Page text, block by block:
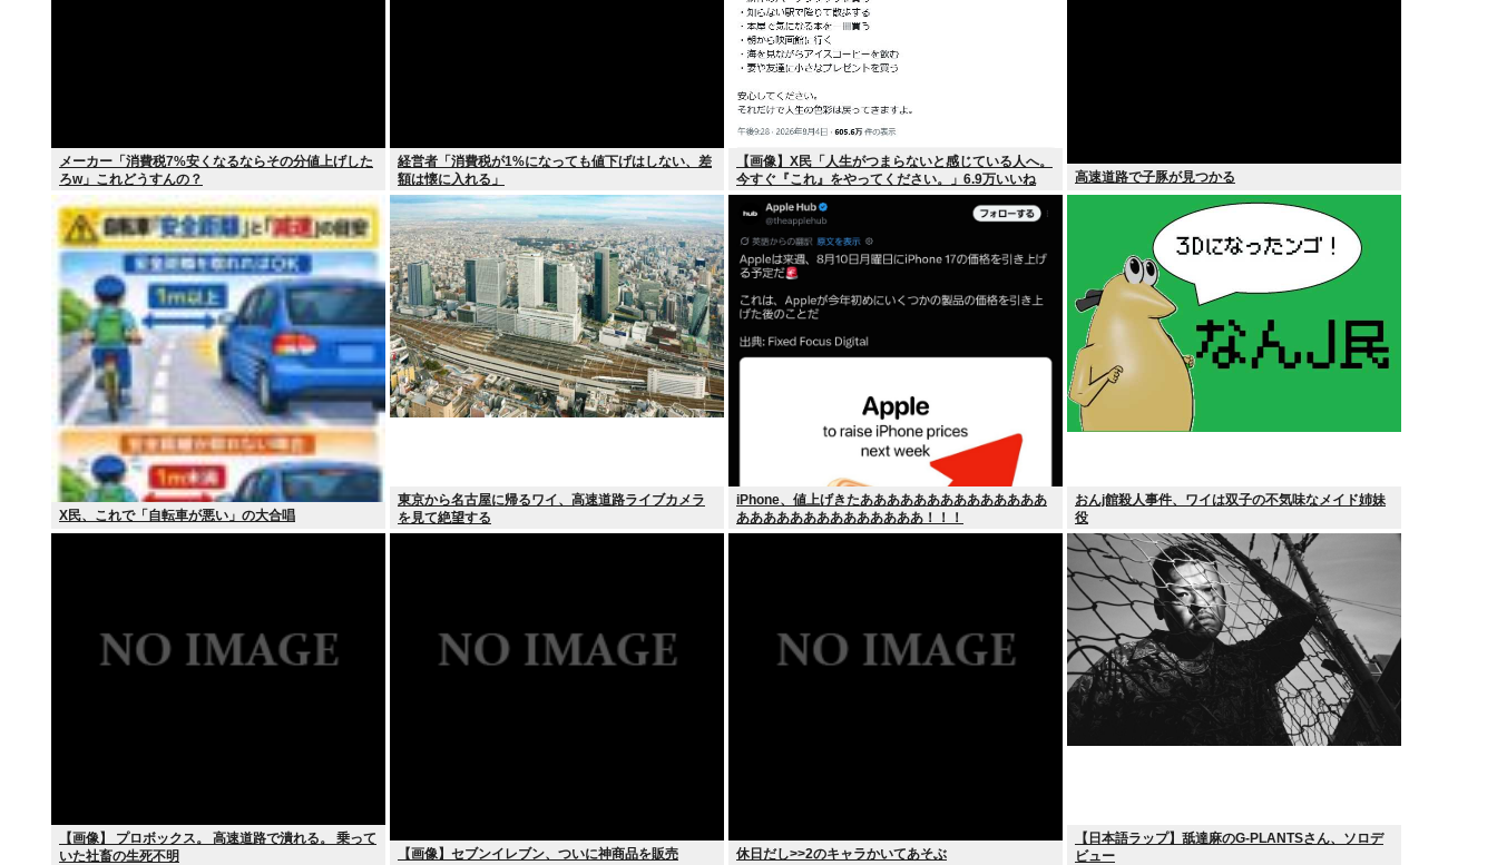
メーカー「消費税7%安くなるならその分値上げした
ろw」これどうすんの？
経営者「消費税が1%になっても値下げはしない、差
額は懐に入れる」
【画像】X民「人生がつまらないと感じている人へ。
今すぐ『これ』をやってください。」6.9万いいね
高速道路で子豚が見つかる
X民、これで「自転車が悪い」の大合唱
東京から名古屋に帰るワイ、高速道路ライブカメラ
を見て絶望する
iPhone、値上げきたああああああああああああああ
ああああああああああああああ！！！
おんj館殺人事件、ワイは双子の不気味なメイド姉妹
役
【画像】 プロボックス。 高速道路で潰れる。 乗って
いた社畜の生死不明
【画像】セブンイレブン、ついに神商品を販売 休日だし>>2のキャラかいてあそぶ
【日本語ラップ】舐達麻のG-PLANTSさん、ソロデ
ビュー